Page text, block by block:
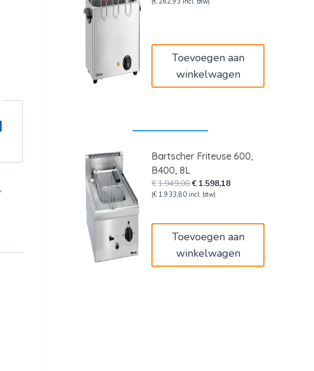
,
prijs
Toevoegen aan
winkelwagen
Bartscher Friteuse 600,
B400, 8L
€1.949,00Oorspronkelijke
prijs
€ 1.598,18Huidige
(€ 1.933,80 incl. btw)
Toevoegen aan
winkelwagen